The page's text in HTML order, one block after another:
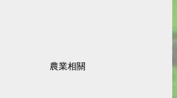
農業相關